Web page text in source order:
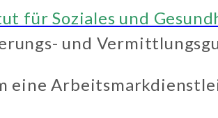
für Soziales und
und
eine